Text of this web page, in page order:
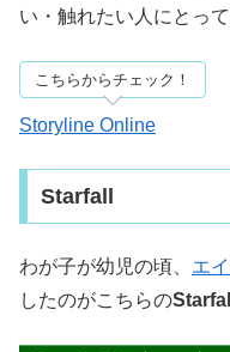
い・触れたい人にとっ
こちらからチェック！
Storyline Online
Starfall
わが子が幼児の頃、 エ
したのがこちらのStarfall